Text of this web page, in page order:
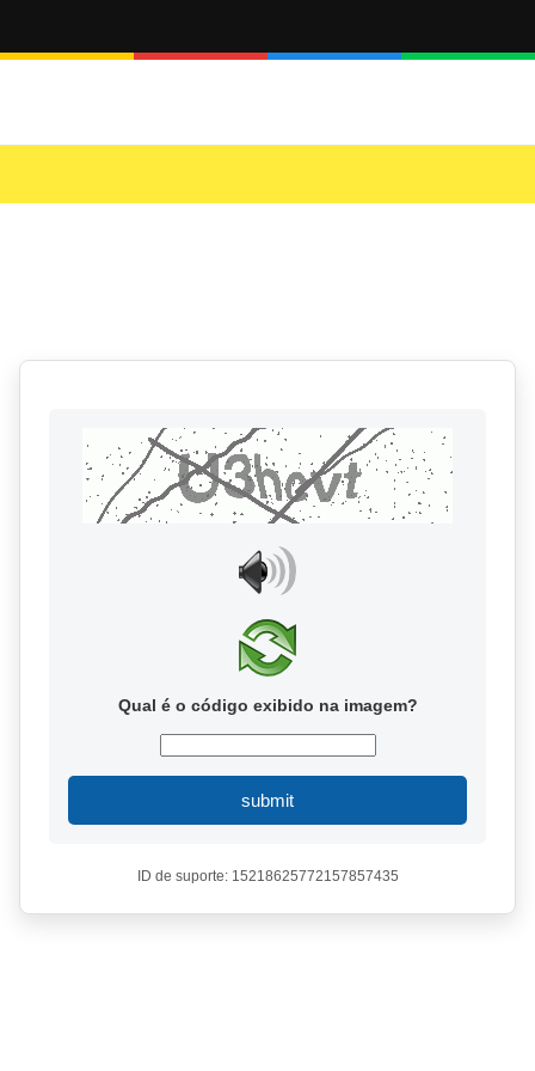
Qual é o código exibido na imagem?
submit
ID de suporte: 15218625772157857435